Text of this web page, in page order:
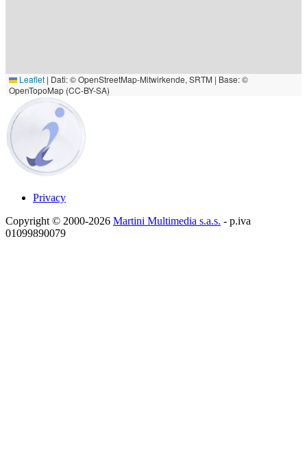
Leaflet | Dati: © OpenStreetMap-Mitwirkende, SRTM | Base: ©
OpenTopoMap (CC-BY-SA)
Privacy
Copyright © 2000-2026 Martini Multimedia s.a.s. - p.iva
01099890079